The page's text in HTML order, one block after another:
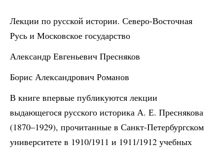
Лекции по русской истории. Северо-Восточная
Русь и Московское государство
Александр Евгеньевич Пресняков
Борис Александрович Романов
В книге впервые публикуются лекции
выдающегося русского историка А. Е. Преснякова
(1870–1929), прочитанные в Санкт-Петербургском
университете в 1910/1911 и 1911/1912 учебных